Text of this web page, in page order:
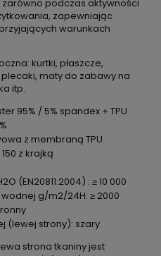
zarówno podczas aktywności
zapewniając
warunkach
kurtki, płaszcze,
maty do zabawy na
itp.
95% / 5% spandex + TPU
z membraną TPU
z krajką
(EN20811:2004) : ≥ 10 000
g/m2/24H: ≥ 2000
(lewej strony): szary
strona tkaniny jest